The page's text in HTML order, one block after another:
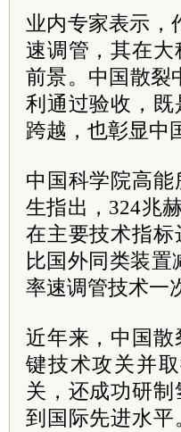
业内专家表示，
速调管，其在
前景。中国散裂
利通过验收，
跨越，也彰显中
中国科学院高
生指出，324兆
在主要技术指
比国外同类装置
率速调管技术一
近年来，中国
键技术攻关并
关，还成功研
到国际先进水